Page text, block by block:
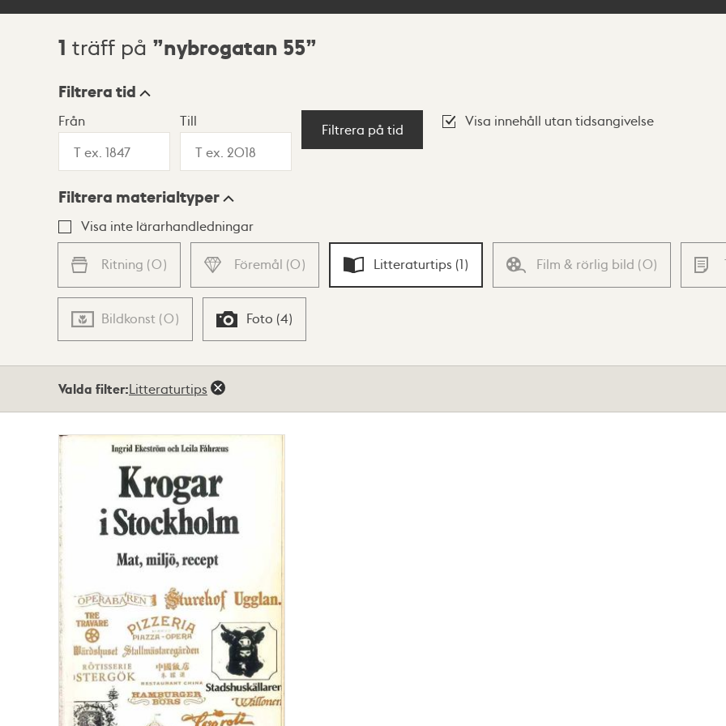
Sökresultat
1 träff på nybrogatan 55
Visningsläge
Lista Karta
Filtrera tid
Från Till
Filtrera på tid
Visa innehåll utan tidsangivelse
Filtrera materialtyper
Visa inte lärarhandledningar
Ritning (0) Föremål (0) Litteraturtips (1) Film & rörlig bild (0)
Bildkonst (0) Foto (4)
Valda filter:Litteraturtips